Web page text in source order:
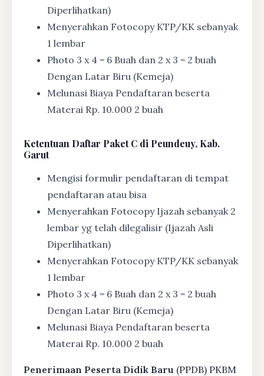
Diperlihatkan)
Menyerahkan Fotocopy KTP/KK sebanyak
1 lembar
Photo 3 x 4 = 6 Buah dan 2 x 3 = 2 buah
Dengan Latar Biru (Kemeja)
Melunasi Biaya Pendaftaran beserta
Materai Rp. 10.000 2 buah
Ketentuan Daftar Paket C di Peundeuy, Kab.
Garut
Mengisi formulir pendaftaran di tempat
pendaftaran atau bisa
Menyerahkan Fotocopy Ijazah sebanyak 2
lembar yg telah dilegalisir (Ijazah Asli
Diperlihatkan)
Menyerahkan Fotocopy KTP/KK sebanyak
1 lembar
Photo 3 x 4 = 6 Buah dan 2 x 3 = 2 buah
Dengan Latar Biru (Kemeja)
Melunasi Biaya Pendaftaran beserta
Materai Rp. 10.000 2 buah
Penerimaan Peserta Didik Baru (PPDB) PKBM